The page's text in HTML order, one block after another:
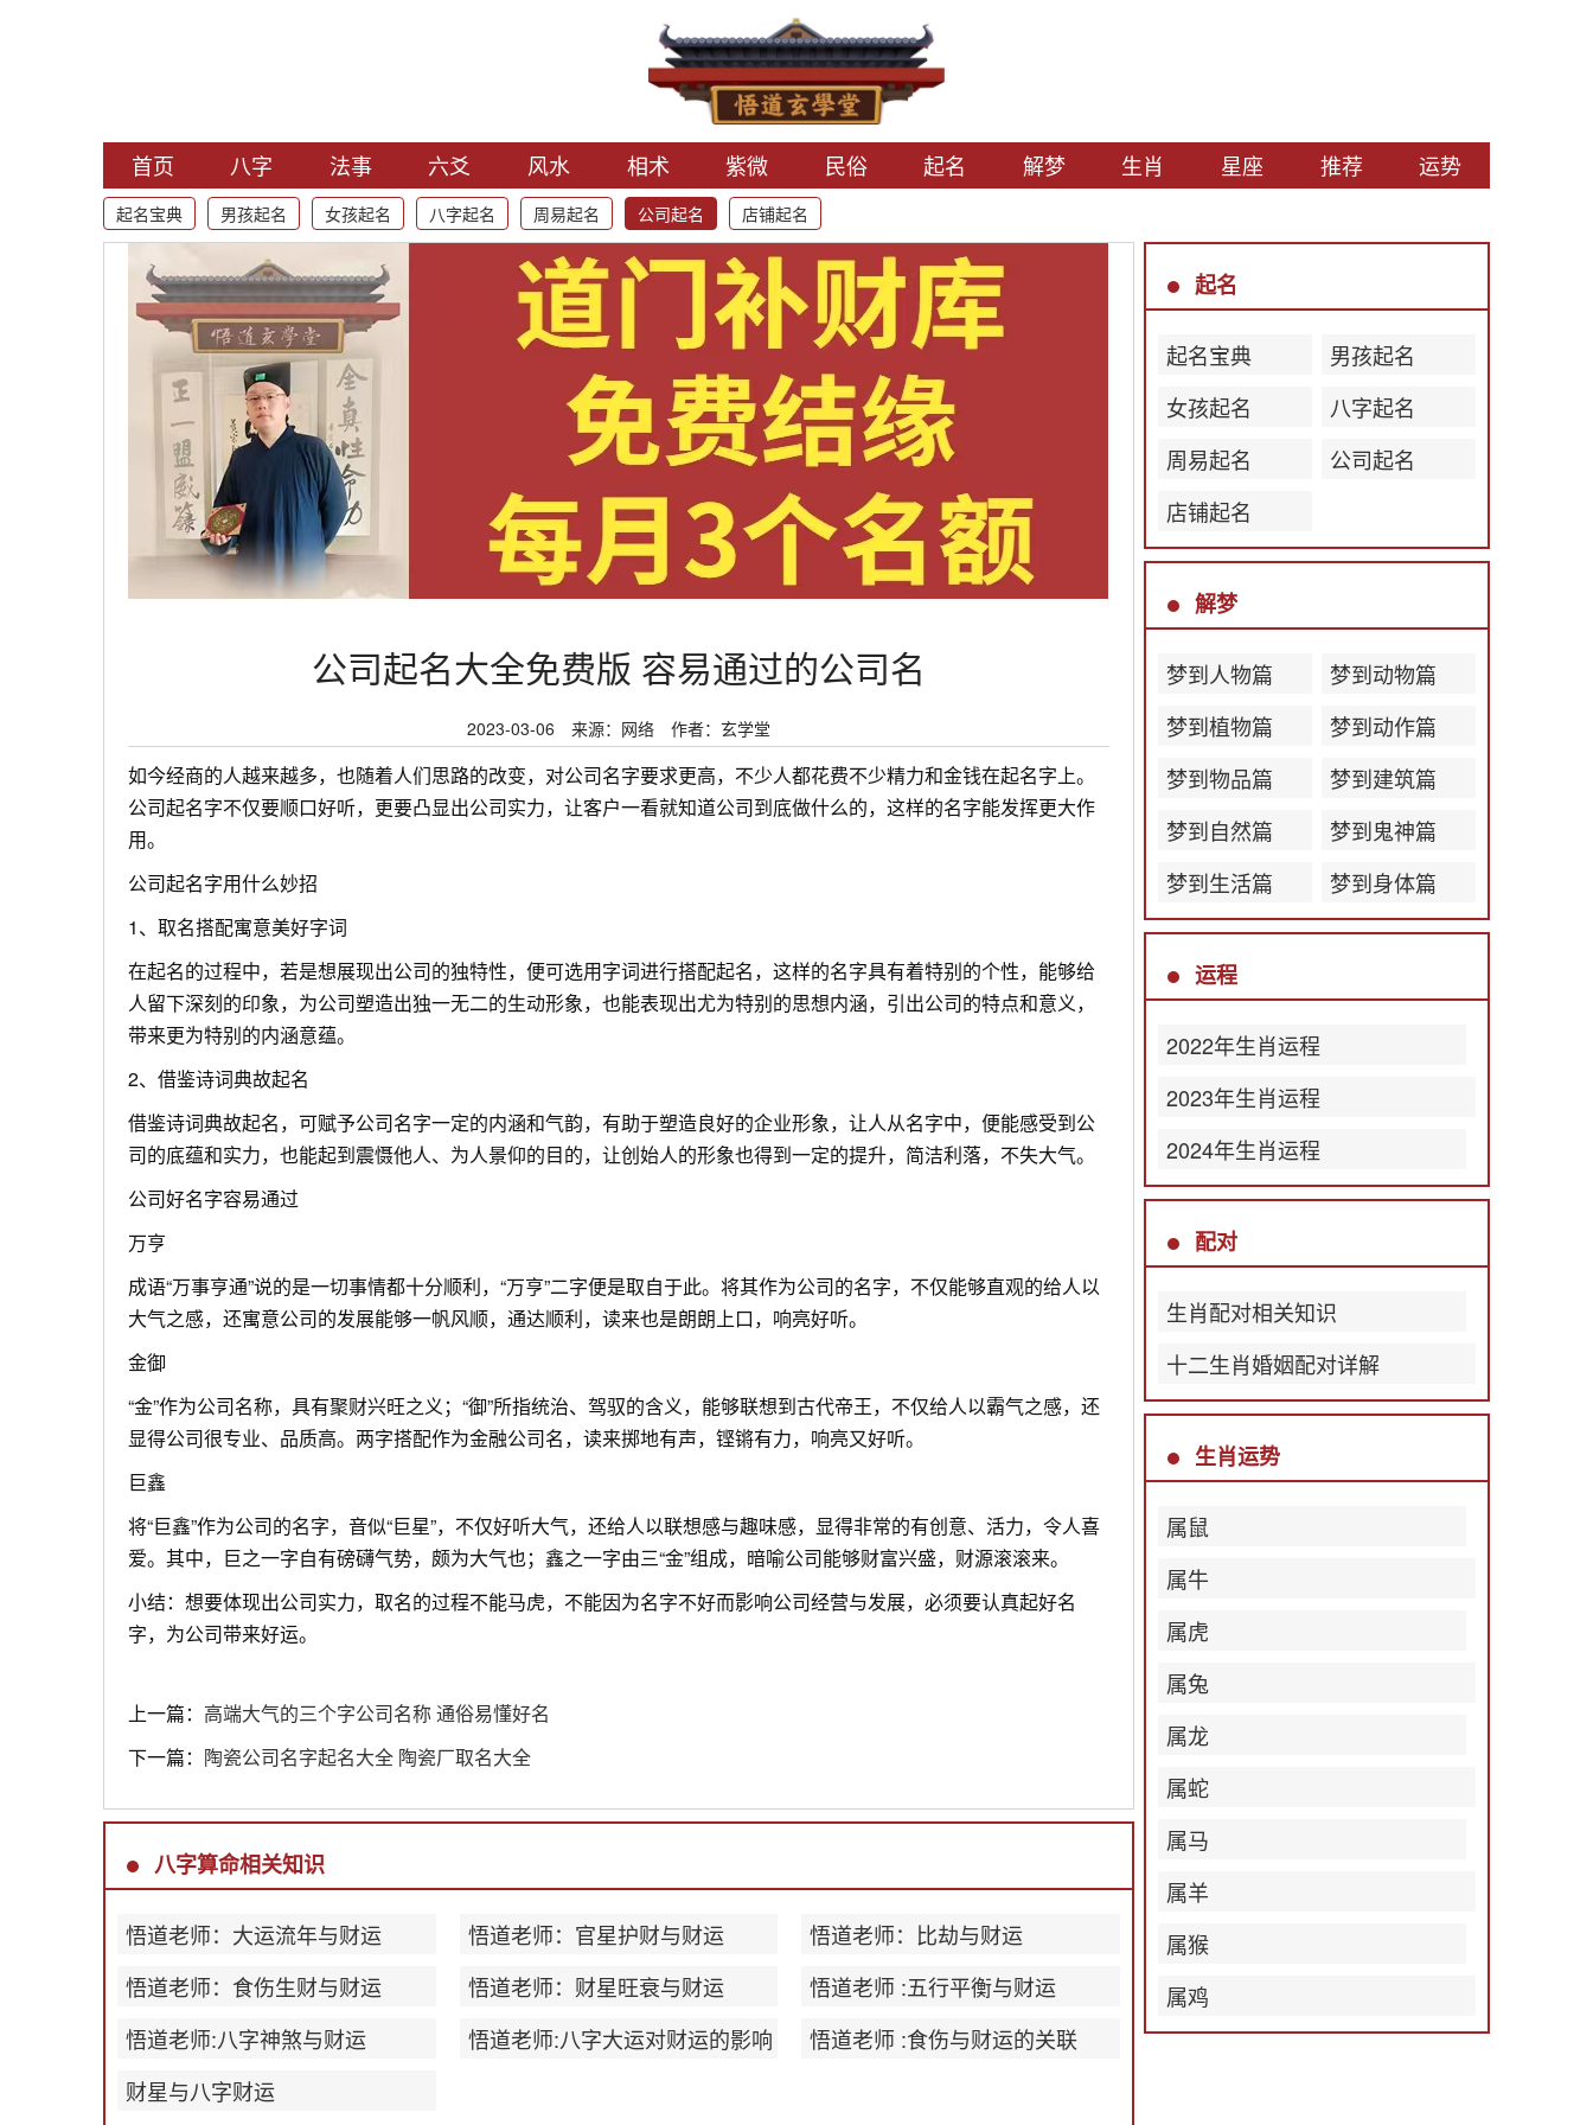
首页 八字 法事 六爻 风水 相术 紫微 民俗 起名 解梦 生肖 星座 推荐 运势
起名宝典 男孩起名 女孩起名 八字起名 周易起名 公司起名 店铺起名
公司起名大全免费版 容易通过的公司名
2023-03-06 来源：网络 作者：玄学堂
如今经商的人越来越多，也随着人们思路的改变，对公司名字要求更高，不少人都花费不少精力和金钱在起名字上。
公司起名字不仅要顺口好听，更要凸显出公司实力，让客户一看就知道公司到底做什么的，这样的名字能发挥更大作
用。
公司起名字用什么妙招
1、取名搭配寓意美好字词
在起名的过程中，若是想展现出公司的独特性，便可选用字词进行搭配起名，这样的名字具有着特别的个性，能够给
人留下深刻的印象，为公司塑造出独一无二的生动形象，也能表现出尤为特别的思想内涵，引出公司的特点和意义，
带来更为特别的内涵意蕴。
2、借鉴诗词典故起名
借鉴诗词典故起名，可赋予公司名字一定的内涵和气韵，有助于塑造良好的企业形象，让人从名字中，便能感受到公
司的底蕴和实力，也能起到震慑他人、为人景仰的目的，让创始人的形象也得到一定的提升，简洁利落，不失大气。
公司好名字容易通过
万亨
成语“万事亨通”说的是一切事情都十分顺利，“万亨”二字便是取自于此。将其作为公司的名字，不仅能够直观的给人以
大气之感，还寓意公司的发展能够一帆风顺，通达顺利，读来也是朗朗上口，响亮好听。
金御
“金”作为公司名称，具有聚财兴旺之义；“御”所指统治、驾驭的含义，能够联想到古代帝王，不仅给人以霸气之感，还
显得公司很专业、品质高。两字搭配作为金融公司名，读来掷地有声，铿锵有力，响亮又好听。
巨鑫
将“巨鑫”作为公司的名字，音似“巨星”，不仅好听大气，还给人以联想感与趣味感，显得非常的有创意、活力，令人喜
爱。其中，巨之一字自有磅礴气势，颇为大气也；鑫之一字由三“金”组成，暗喻公司能够财富兴盛，财源滚滚来。
小结：想要体现出公司实力，取名的过程不能马虎，不能因为名字不好而影响公司经营与发展，必须要认真起好名
字，为公司带来好运。
上一篇： 高端大气的三个字公司名称 通俗易懂好名
下一篇： 陶瓷公司名字起名大全 陶瓷厂取名大全
八字算命相关知识
悟道老师：大运流年与财运 悟道老师：官星护财与财运
悟道老师：比劫与财运
悟道老师：食伤生财与财运
悟道老师：财星旺衰与财运
悟道老师 :五行平衡与财运
悟道老师:八字神煞与财运
悟道老师:八字大运对财运的影响
悟道老师 :食伤与财运的关联
财星与八字财运
起名
起名宝典
男孩起名
女孩起名
八字起名
周易起名
公司起名
店铺起名
解梦
梦到人物篇
梦到动物篇
梦到植物篇
梦到动作篇
梦到物品篇
梦到建筑篇
梦到自然篇
梦到鬼神篇
梦到生活篇
梦到身体篇
运程
2022年生肖运程
2023年生肖运程
2024年生肖运程
配对
生肖配对相关知识
十二生肖婚姻配对详解
生肖运势
属鼠
属牛
属虎
属兔
属龙
属蛇
属马
属羊
属猴
属鸡